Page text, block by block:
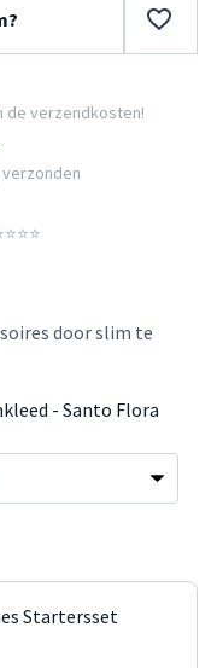
de verzendkosten!
door slim te
- Santo Flora
Startersset